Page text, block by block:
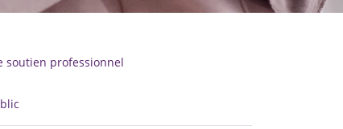
soutien professionnel